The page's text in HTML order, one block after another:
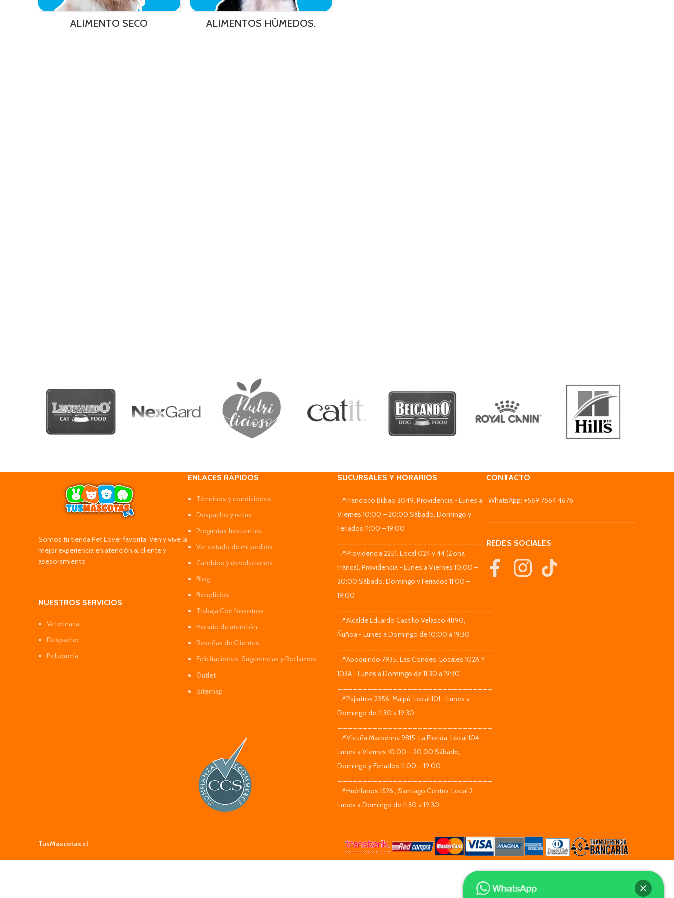
ALIMENTO SECO ALIMENTOS HÚMEDOS.
Somos tu tienda Pet Lover favorita. Ven y vive la
mejor experiencia en atención al cliente y
asesoramiento
NUESTROS SERVICIOS
Veterinaria
Despacho
Peluquería
ENLACES RÁPIDOS
Términos y condiciones
Despacho y retiro
Preguntas frecuentes
Ver estado de mi pedido
Cambios y devoluciones
Blog
Beneficios
Trabaja Con Nosotros
Horario de atención
Reseñas de Clientes
Felicitaciones, Sugerencias y Reclamos
Outlet
Sitemap
SUCURSALES Y HORARIOS
📍Francisco Bilbao 2049, Providencia - Lunes a
Viernes 10:00 – 20:00 Sábado, Domingo y
Feriados 11:00 – 19:00
_______________________________
📍Providencia 2251. Local 024 y 44 (Zona
Franca), Providencia - Lunes a Viernes 10:00 –
20:00 Sábado, Domingo y Feriados 11:00 –
19:00
📍Alcalde Eduardo Castillo Velasco 4890,
Ñuñoa - Lunes a Domingo de 10:00 a 19:30
📍Apoquindo 7935, Las Condes. Locales 102A Y
103A - Lunes a Domingo de 11:30 a 19:30
📍Pajaritos 2356, Maipú. Local 101 - Lunes a
Domingo de 11:30 a 19:30
📍Vicuña Mackenna 9815, La Florida. Local 104 -
Lunes a Viernes 10:00 – 20:00 Sábado,
Domingo y Feriados 11:00 – 19:00
📍Huérfanos 1526 , Santiago Centro. Local 2 -
Lunes a Domingo de 11:30 a 19:30
CONTACTO
WhatsApp: +569 7564 4676
REDES SOCIALES
TusMascotas.cl